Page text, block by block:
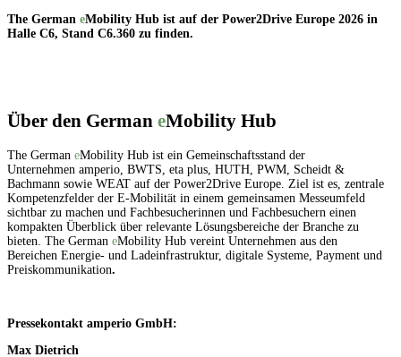
The German eMobility Hub ist auf der Power2Drive Europe 2026 in
Halle C6, Stand C6.360 zu finden.
Über den German eMobility Hub
The German eMobility Hub ist ein Gemeinschaftsstand der
Unternehmen amperio, BWTS, eta plus, HUTH, PWM, Scheidt &
Bachmann sowie WEAT auf der Power2Drive Europe. Ziel ist es, zentrale
Kompetenzfelder der E-Mobilität in einem gemeinsamen Messeumfeld
sichtbar zu machen und Fachbesucherinnen und Fachbesuchern einen
kompakten Überblick über relevante Lösungsbereiche der Branche zu
bieten. The German eMobility Hub vereint Unternehmen aus den
Bereichen Energie- und Ladeinfrastruktur, digitale Systeme, Payment und
Preiskommunikation.
Pressekontakt amperio GmbH:
Max Dietrich